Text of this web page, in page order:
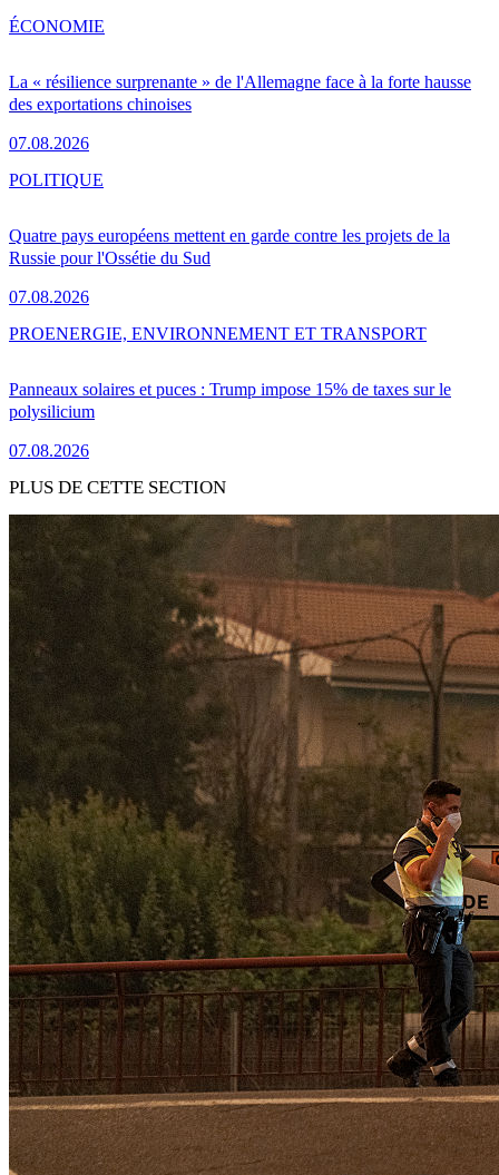
La « résilience surprenante » de l'Allemagne face à la forte hausse
des exportations chinoises
07.08.2026
ÉCONOMIE
Quatre pays européens mettent en garde contre les projets de la
Russie pour l'Ossétie du Sud
07.08.2026
POLITIQUE
Panneaux solaires et puces : Trump impose 15% de taxes sur le
polysilicium
07.08.2026
PROENERGIE, ENVIRONNEMENT ET TRANSPORT
PLUS DE CETTE SECTION